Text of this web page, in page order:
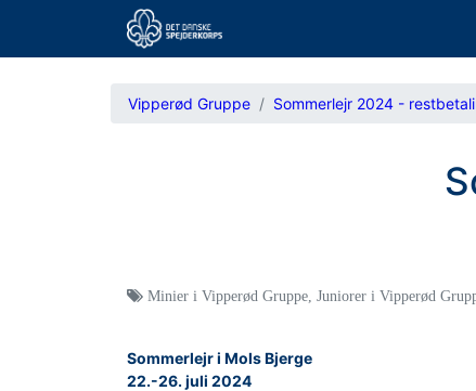
Vipperød Gruppe Sommerlejr 2024 -
Minier i Vipperød Gruppe Juniorer i Vipperød
Sommerlejr i Mols Bjerge
22.-26. juli 2024